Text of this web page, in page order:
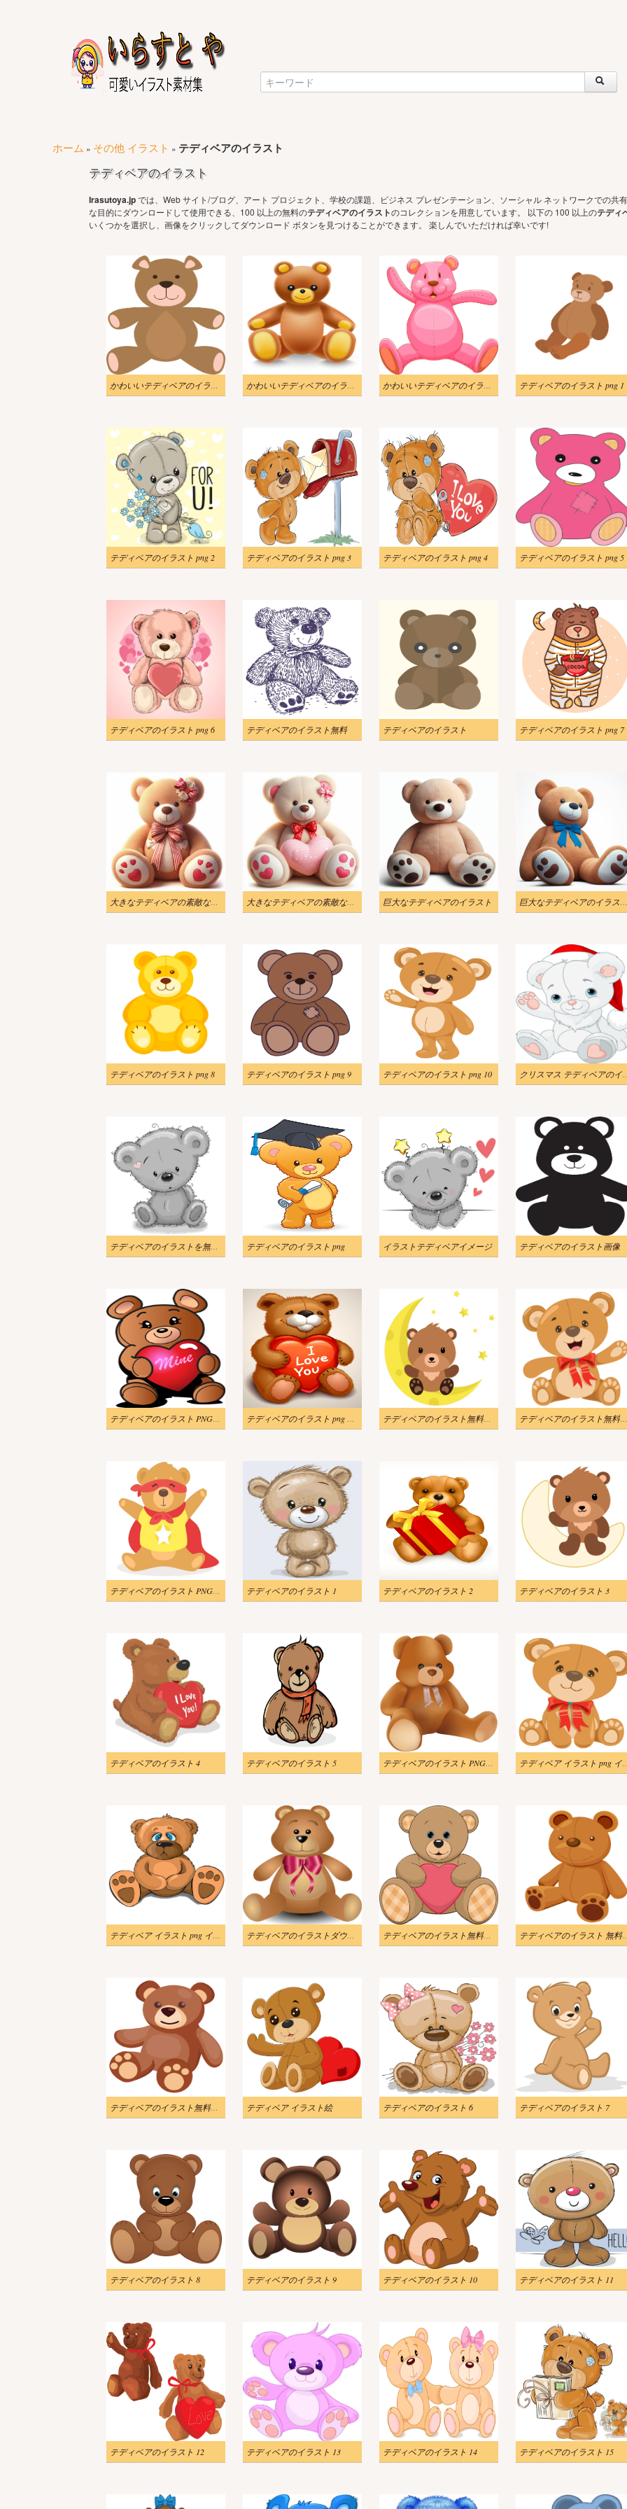
ホーム » その他 イラスト » テディベアのイラスト
テディベアのイラスト
Irasutoya.jpでは、Web サイト/ブログ、アート プロジェクト、学校の課題、ビジネス プレゼンテーション、ソーシャル ネットワークでの共
な目的にダウンロードして使用できる、100 以上の無料のテディベアのイラストのコレクションを用意しています。 以下の 100 以上のテディ
いくつかを選択し、画像をクリックしてダウンロード ボタンを見つけることができます。 楽しんでいただければ幸いです!
かわいいテディベアのイラストのダウンロード かわいいテディベアのイラスト無料ダウンロード かわいいテディベアのイラスト画像 テディベアのイラスト png 1
テディベアのイラスト png 2 テディベアのイラスト png 3 テディベアのイラスト png 4 テディベアのイラスト png 5
テディベアのイラスト png 6 テディベアのイラスト無料 テディベアのイラスト テディベアのイラスト png 7
大きなテディベアの素敵なイラスト 大きなテディベアの素敵なイラスト 2 巨大なテディベアのイラスト 巨大なテディベアのイラスト 2
テディベアのイラスト png 8 テディベアのイラスト png 9 テディベアのイラスト png 10 クリスマス テ
テディベアのイラストを無料で テディベアのイラスト png イラストテディベアイメージ テディベアのイラスト画像
テディベアのイラスト PNG 無料 テディベアのイラスト png イメージ テディベアのイラスト無料画像 テディベアのイラスト無料画像 2
テディベアのイラスト PNG イメージ 2 テディベアのイラスト 1 テディベアのイラスト 2 テディベアのイラスト 3
テディベアのイラスト 4 テディベアのイラスト 5 テディベアのイラスト PNG 無料 テディベア イ
テディベア イラスト png イメージ 2 テディベアのイラストダウンロード テディベアのイラスト無料ダウンロード テディベアのイ
テディベアのイラスト無料画像 4 テディベア イラスト絵 テディベアのイラスト 6 テディベアのイラスト 7
テディベアのイラスト 8 テディベアのイラスト 9 テディベアのイラスト 10 テディベアのイラスト 11
テディベアのイラスト 12 テディベアのイラスト 13 テディベアのイラスト 14 テディベアのイラスト 15